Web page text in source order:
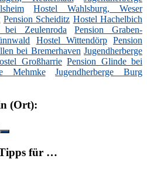
Hostel Wahlsburg, Weser
Pension Scheiditz Hostel Hachelbich
bei Zeulenroda
Pension Graben-
Hostel Wittendörp
Pension
bei Bremerhaven Jugendherberge
Großharrie Pension Glinde bei
Mehmke
Jugendherberge Burg
(Ort):
Suchen
Tipps für …